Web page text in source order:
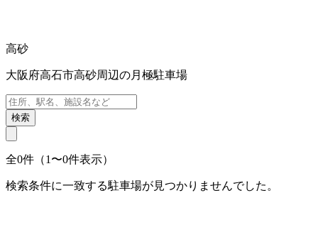
高砂
大阪府高石市高砂周辺の月極駐車場
検索
全0件（1〜0件表示）
検索条件に一致する駐車場が見つかりませんでした。